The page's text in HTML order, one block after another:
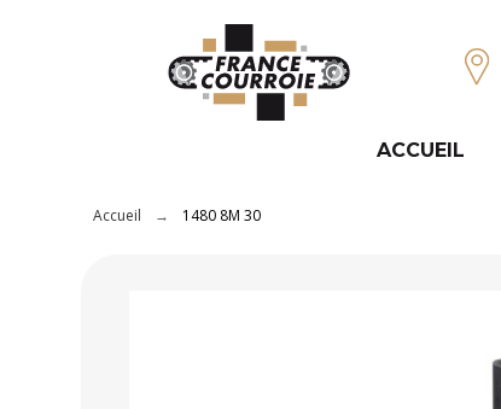
ACCUEIL
Accueil 1480 8M 30